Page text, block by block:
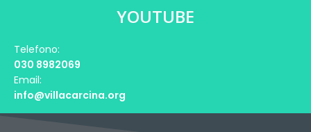
YOUTUBE
Telefono:
030 8982069
Email:
info@villacarcina.org